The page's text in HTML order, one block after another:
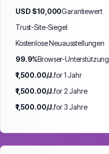
USD $10,000Garantiewert
Trust-Site-Siegel
Kostenlose Neuausstellungen
99.9%Browser-Unterstützung
₹1,500.00/J.for 1 Jahr
₹1,500.00/J.for 2 Jahre
₹1,500.00/J.for 3 Jahre